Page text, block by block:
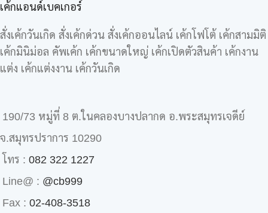
เค้กแอนด์เบคเกอร์
สั่งเค้กวันเกิด สั่งเค้กด่วน สั่งเค้กออนไลน์ เค้กโฟโต้ เค้กสามมิติ
เค้กมินิม่อล คัพเค้ก เค้กขนาดใหญ่ เค้กเปิดตัวสินค้า เค้กงาน
แต่ง เค้กแต่งงาน เค้กวันเกิด
190/73 หมู่ที่ 8 ต.ในคลองบางปลากด อ.พระสมุทรเจดีย์
จ.สมุทรปราการ 10290
โทร : 082 322 1227
Line@ : @cb999
Fax : 02-408-3518